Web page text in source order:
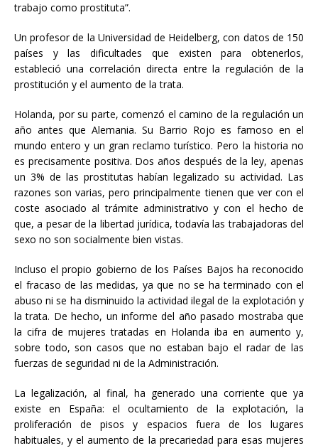
trabajo como prostituta”.
Un profesor de la Universidad de Heidelberg, con datos de 150
países y las dificultades que existen para obtenerlos,
estableció una correlación directa entre la regulación de la
prostitución y el aumento de la trata.
Holanda, por su parte, comenzó el camino de la regulación un
año antes que Alemania. Su Barrio Rojo es famoso en el
mundo entero y un gran reclamo turístico. Pero la historia no
es precisamente positiva. Dos años después de la ley, apenas
un 3% de las prostitutas habían legalizado su actividad. Las
razones son varias, pero principalmente tienen que ver con el
coste asociado al trámite administrativo y con el hecho de
que, a pesar de la libertad jurídica, todavía las trabajadoras del
sexo no son socialmente bien vistas.
Incluso el propio gobierno de los Países Bajos ha reconocido
el fracaso de las medidas, ya que no se ha terminado con el
abuso ni se ha disminuido la actividad ilegal de la explotación y
la trata. De hecho, un informe del año pasado mostraba que
la cifra de mujeres tratadas en Holanda iba en aumento y,
sobre todo, son casos que no estaban bajo el radar de las
fuerzas de seguridad ni de la Administración.
La legalización, al final, ha generado una corriente que ya
existe en España: el ocultamiento de la explotación, la
proliferación de pisos y espacios fuera de los lugares
habituales, y el aumento de la precariedad para esas mujeres